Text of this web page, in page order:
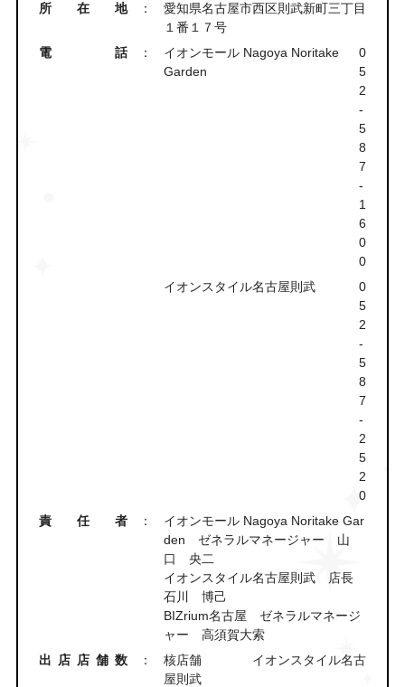
所在地
：
愛知県名古屋市西区則武新町三丁目
１番１７号
電話
：
イオンモール Nagoya Noritake
Garden
0
5
2
-
5
8
7
-
1
6
0
0
イオンスタイル名古屋則武
0
5
2
-
5
8
7
-
2
5
2
0
責任者
：
イオンモール Nagoya Noritake Gar
den ゼネラルマネージャー 山
口 央二
イオンスタイル名古屋則武 店長
石川 博己
BIZrium名古屋 ゼネラルマネージ
ャー 高須賀大索
出店店舗数
：
核店舗 イオンスタイル名古
屋則武